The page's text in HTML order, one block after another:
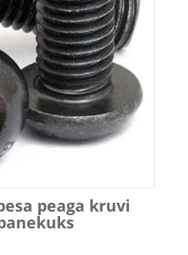
peaga kruvi